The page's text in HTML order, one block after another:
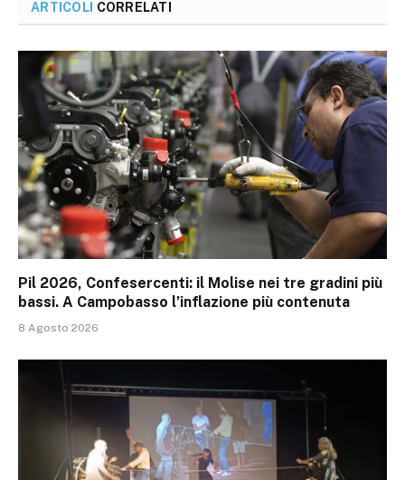
ARTICOLI CORRELATI
Pil 2026, Confesercenti: il Molise nei tre gradini più
bassi. A Campobasso l’inflazione più contenuta
8 Agosto 2026